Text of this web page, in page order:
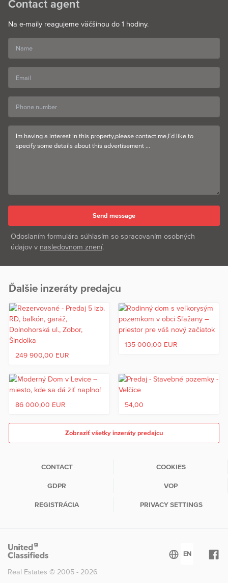
Contact agent
Na e-maily reagujeme väčšinou do 1 hodiny.
Odoslaním formulára súhlasím so spracovaním osobných
údajov v nasledovnom znení.
Ďalšie inzeráty predajcu
249 900,00 EUR
135 000,00 EUR
86 000,00 EUR 54,00
Zobraziť všetky inzeráty predajcu
CONTACT COOKIES
GDPR VOP
REGISTRÁCIA PRIVACY SETTINGS
Real Estates © 2005 - 2026